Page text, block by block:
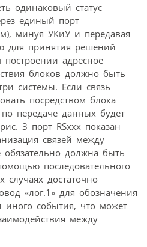
одинаковый статус
единый порт
минуя УКиУ и передавая
для принятия решений
адресное
блоков должно быть
системы. Если связь
посредством блока
передаче данных будет
3 порт RSxxx показан
связей между
должна быть
последовательного
случаях достаточно
«лог.1» для обозначения
иного события, что может
между